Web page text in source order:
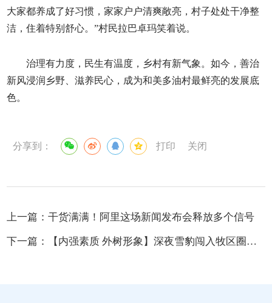
大家都养成了好习惯，家家户户清爽敞亮，村子处处干净整
洁，住着特别舒心。”村民拉巴卓玛笑着说。
治理有力度，民生有温度，乡村有新气象。如今，善治
新风浸润乡野、滋养民心，成为和美多油村最鲜亮的发展底
色。
分享到： 打印 关闭
上一篇：干货满满！阿里这场新闻发布会释放多个信号
下一篇： 【内强素质 外树形象】深夜雪豹闯入牧区圈舍！改则公安温情处置，守护群众平安与高原生灵